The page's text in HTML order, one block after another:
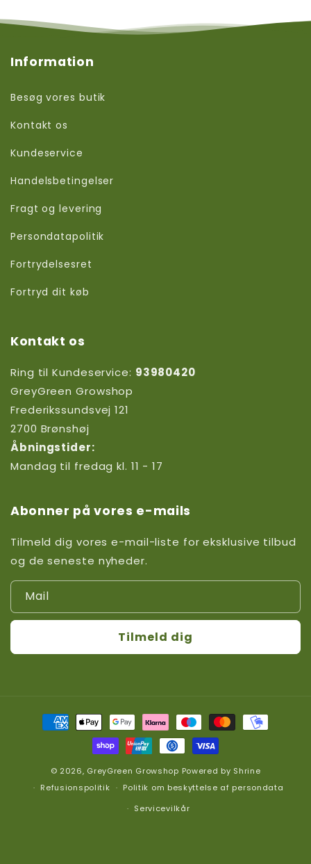
Information
Besøg vores butik
Kontakt os
Kundeservice
Handelsbetingelser
Fragt og levering
Persondatapolitik
Fortrydelsesret
Fortryd dit køb
Kontakt os
Ring til Kundeservice: 93980420
GreyGreen Growshop
Frederikssundsvej 121
2700 Brønshøj
Åbningstider:
Mandag til fredag kl. 11 - 17
Abonner på vores e-mails
Tilmeld dig vores e-mail-liste for eksklusive tilbud
og de seneste nyheder.
Mail
Tilmeld dig
Betalingsmetoder
© 2026, GreyGreen Growshop Powered by Shrine
Refusionspolitik
Politik om beskyttelse af persondata
Servicevilkår